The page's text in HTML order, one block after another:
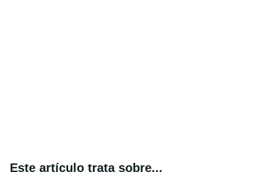
Este artículo trata sobre...